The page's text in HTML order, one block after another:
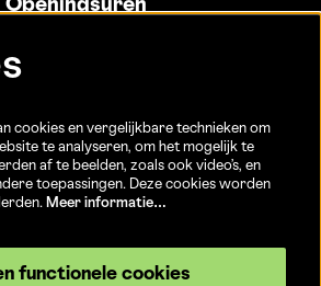
Openingsuren
Jakobsstraat 20
15/08)
cookies en vergelijkbare technieken om
te analyseren, om het mogelijk te
af te beelden, zoals ook video’s, en
toepassingen. Deze cookies worden
Meer informatie…
functionele cookies